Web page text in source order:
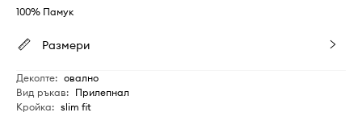
100% Памук
Размери
Деколте: овално
Вид ръкав: Прилепнал
Кройка: slim fit